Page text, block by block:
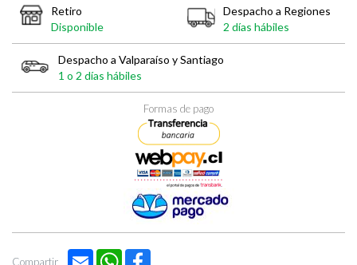
Retiro
Disponible
Despacho a Regiones
2 días hábiles
Despacho a Valparaíso y Santiago
1 o 2 días hábiles
Formas de pago
Compartir Email WhatsApp